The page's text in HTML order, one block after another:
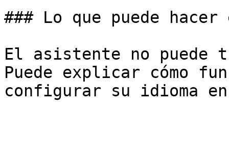
### Lo que puede
El asistente no puede
Puede explicar cómo